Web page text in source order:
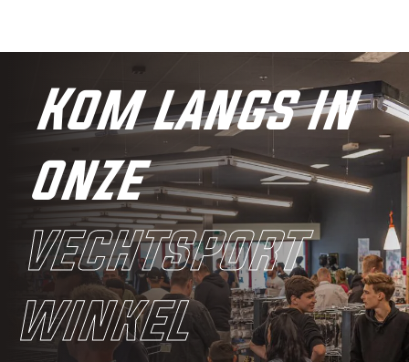
Kom langs in
onze
vechtsport
winkel